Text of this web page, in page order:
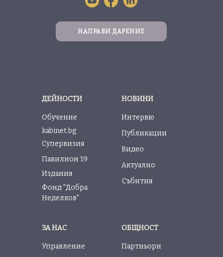
ДЕЙНОСТИ
Обучение
kabinet.bg
Супервизия
Павилион 19
Издания
Фонд "Добра
Неделков"
ЗА НАС
Управление
НОВИНИ
Интервю
Публикации
Видео
Актуално
Събития
НАПРАВИ ДАРЕНИЕ
ОБЩНОСТ
Партньори